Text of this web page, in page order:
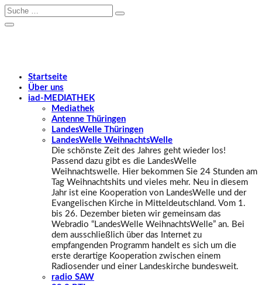
Startseite
Über uns
iad -MEDIATHEK
Mediathek
Antenne Thüringen
LandesWelle Thüringen
LandesWelle WeihnachtsWelle
Die schönste Zeit des Jahres geht wieder los!
Passend dazu gibt es die LandesWelle
Weihnachtswelle. Hier bekommen Sie 24 Stunden am
Tag Weihnachtshits und vieles mehr. Neu in diesem
Jahr ist eine Kooperation von LandesWelle und der
Evangelischen Kirche in Mitteldeutschland. Vom 1.
bis 26. Dezember bieten wir gemeinsam das
Webradio “LandesWelle WeihnachtsWelle” an. Bei
dem ausschließlich über das Internet zu
empfangenden Programm handelt es sich um die
erste derartige Kooperation zwischen einem
Radiosender und einer Landeskirche bundesweit.
radio SAW